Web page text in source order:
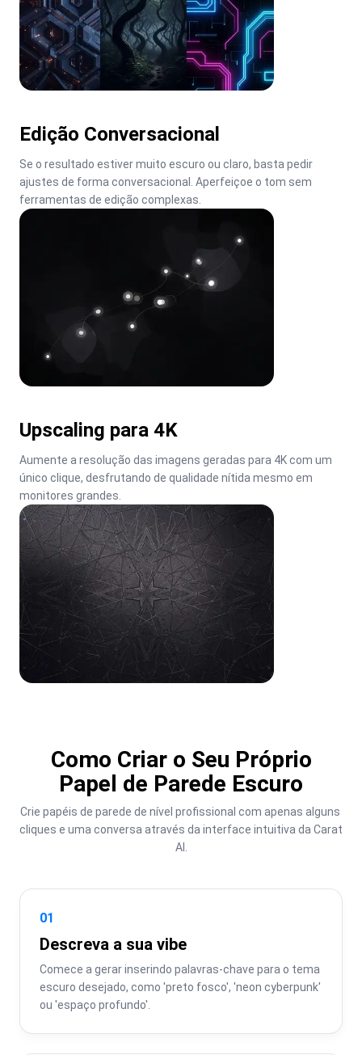
Edição Conversacional
Se o resultado estiver muito escuro ou claro, basta pedir
ajustes de forma conversacional. Aperfeiçoe o tom sem
ferramentas de edição complexas.
Upscaling para 4K
Aumente a resolução das imagens geradas para 4K com um
único clique, desfrutando de qualidade nítida mesmo em
monitores grandes.
Como Criar o Seu Próprio
Papel de Parede Escuro
Crie papéis de parede de nível profissional com apenas alguns
cliques e uma conversa através da interface intuitiva da Carat
AI.
01
Descreva a sua vibe
Comece a gerar inserindo palavras-chave para o tema
escuro desejado, como 'preto fosco', 'neon cyberpunk'
ou 'espaço profundo'.